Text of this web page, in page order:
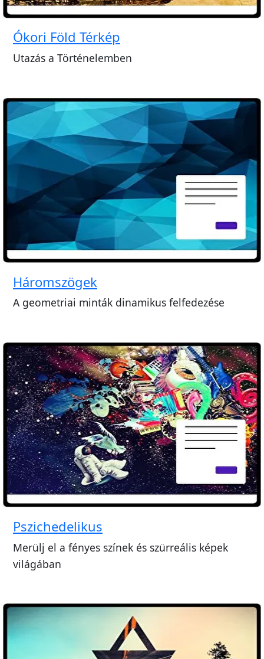
Ókori Föld Térkép
Utazás a Történelemben
Háromszögek
A geometriai minták dinamikus felfedezése
Pszichedelikus
Merülj el a fényes színek és szürreális képek
világában